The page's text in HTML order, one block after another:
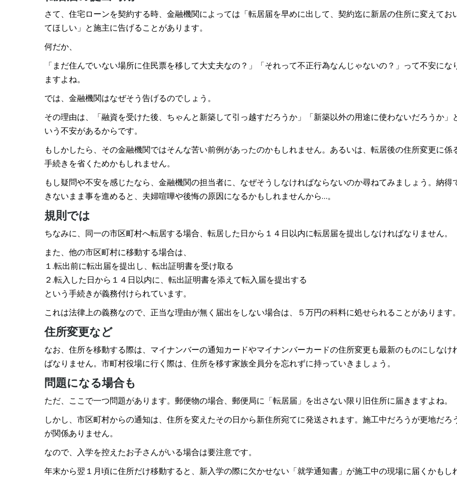
さて、住宅ローンを契約する時、金融機関によっては「転居届を早めに出して、契約迄に新居の住所に変えてお
てほしい」と施主に告げることがあります。
何だか、
「まだ住んでいない場所に住民票を移して大丈夫なの？」「それって不正行為なんじゃないの？」って不安にな
ますよね。
では、金融機関はなぜそう告げるのでしょう。
その理由は、「融資を受けた後、ちゃんと新築して引っ越すだろうか」「新築以外の用途に使わないだろうか」
いう不安があるからです。
もしかしたら、その金融機関ではそんな苦い前例があったのかもしれません。あるいは、転居後の住所変更に係
手続きを省くためかもしれません。
もし疑問や不安を感じたなら、金融機関の担当者に、なぜそうしなければならないのか尋ねてみましょう。納得
きないまま事を進めると、夫婦喧嘩や後悔の原因になるかもしれませんから…。
規則では
ちなみに、同一の市区町村へ転居する場合、転居した日から１４日以内に転居届を提出しなければなりません。
また、他の市区町村に移動する場合は、
１.転出前に転出届を提出し、転出証明書を受け取る
２.転入した日から１４日以内に、転出証明書を添えて転入届を提出する
という手続きが義務付けられています。
これは法律上の義務なので、正当な理由が無く届出をしない場合は、５万円の科料に処せられることがあります。
住所変更など
なお、住所を移動する際は、マイナンバーの通知カードやマイナンバーカードの住所変更も最新のものにしなけ
ばなりません。市町村役場に行く際は、住所を移す家族全員分を忘れずに持っていきましょう。
問題になる場合も
ただ、ここで一つ問題があります。郵便物の場合、郵便局に「転居届」を出さない限り旧住所に届きますよね。
しかし、市区町村からの通知は、住所を変えたその日から新住所宛てに発送されます。施工中だろうが更地だろ
が関係ありません。
なので、入学を控えたお子さんがいる場合は要注意です。
年末から翌１月頃に住所だけ移動すると、新入学の際に欠かせない「就学通知書」が施工中の現場に届くかもし